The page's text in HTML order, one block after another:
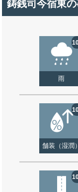
鋳銭司今宿東
雨
舗装（湿潤）